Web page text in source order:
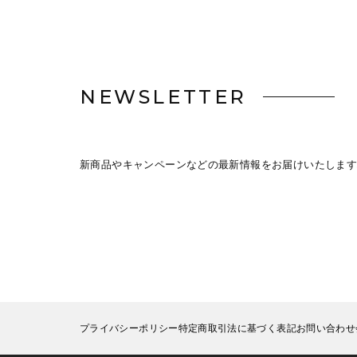
NEWSLETTER
新商品やキャンペーンなどの最新情報をお届けいたします
プライバシーポリシー特定商取引法に基づく表記お問い合わせ